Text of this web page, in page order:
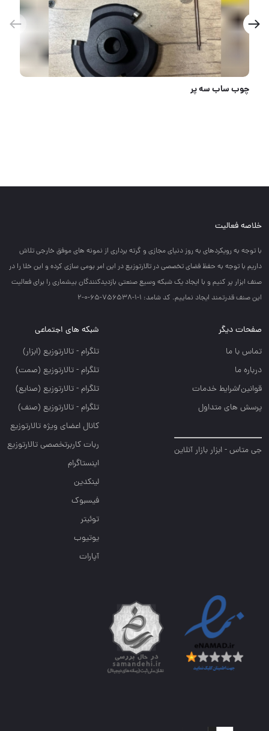
خلاصه فعالیت
با توجه به رويكردهاي به روز دنياي مجازي و گرته برداري از نمونه هاي موفق خارجي تلاش
داريم با توجه به حفظ فضاي تخصصي در تالارتوزيع در اين امر بومي سازي كرده و اين خلا را در
صنف ابزار پر كنيم و با ايجاد يك شبكه وسيع صنعتي بازديدكنندگان بيشماري را براي فعاليت
اين صنف قدرتمند ايجاد نماييم. کد شامد: 1-1-756538-65-0-2
صفحات دیگر
تماس با ما
درباره ما
قوانین/شرایط خدمات
پرسش های متداول
جی متاس - ابزار بازار آنلاین
شبکه های اجتماعی
تلگرام - تالارتوزيع (ابزار)
تلگرام - تالارتوزيع (صمت)
تلگرام - تالارتوزيع (صنايع)
تلگرام - تالارتوزیع (صنف)
کانال اعضای ویژه تالارتوزیع
ربات کاربرتخصصی تالارتوزیع
اینستاگرام
لینکدین
فیسبوک
توئیتر
یوتیوب
آپارات